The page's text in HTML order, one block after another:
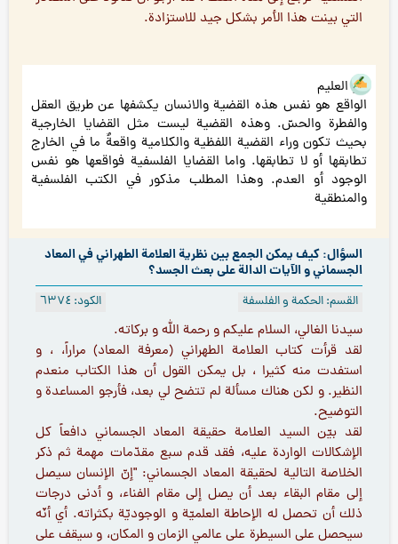
التي بينت هذا الأمر بشكل جيد للاستزادة.
هو العليم
الواقع هو نفس هذه القضية والانسان يكشفها عن طريق العقل
والفطرة والحسّ. وهذه القضية ليست مثل القضايا الخارجية
بحيث تكون وراء القضية اللفظية والكلامية واقعةٌ ما في الخارج
تطابقها أو لا تطابقها. واما القضايا الفلسفية فواقعها هو نفس
الوجود أو العدم. وهذا المطلب مذكور في الكتب الفلسفية
والمنطقية
السؤال: كيف يمكن الجمع بين نظرية العلامة الطهراني في المعاد
الجسماني و الآيات الدالة على بعث الجسد؟
الكود: ٦۳۷٤ القسم: الحكمة و الفلسفة
سيدنا الغالي، السلام عليكم و رحمة الله و بركاته.
لقد قرأت كتاب العلامة الطهراني (معرفة المعاد) مراراً، ، و
استفدت منه كثيرا ، بل يمكن القول أن هذا الكتاب منعدم
النظير. و لكن هناك مسألة لم تتضح لي بعد، فأرجو المساعدة و
التوضيح.
لقد بيّن السيد العلامة حقيقة المعاد الجسماني دافعاً كل
الإشكالات الواردة عليه، فقد قدم سبع مقدّمات مهمة ثم ذكر
الخلاصة التالية لحقيقة المعاد الجسماني: "إنّ الإنسان سيصل
إلى مقام البقاء بعد أن يصل إلى مقام الفناء، و أدنى درجات
ذلك أن تحصل له الإحاطة العلميّة و الوجوديّة بكثراته. أي أنّه
سيحصل على السيطرة على عالمي الزمان و المكان، و سيقف على